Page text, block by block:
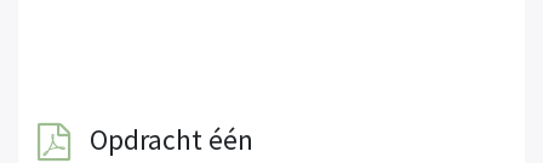
Opdracht één